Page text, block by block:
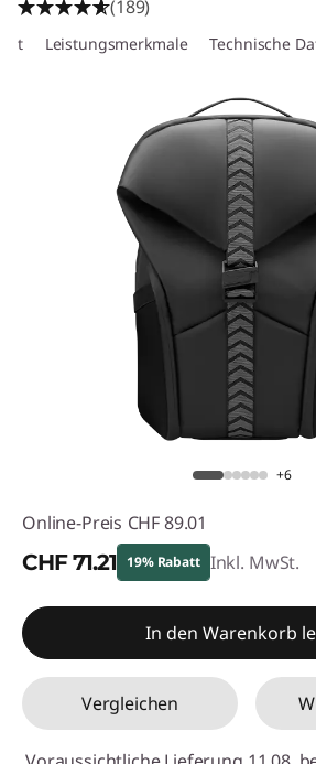
(189)
Leistungsmerkmale Technische
+6
Online-Preis CHF 89.01
CHF 71.21 19% Rabatt Inkl. MwSt.
eCoupon-Rabatt :-CHF 17.80
In den Warenkorb
Vergleichen